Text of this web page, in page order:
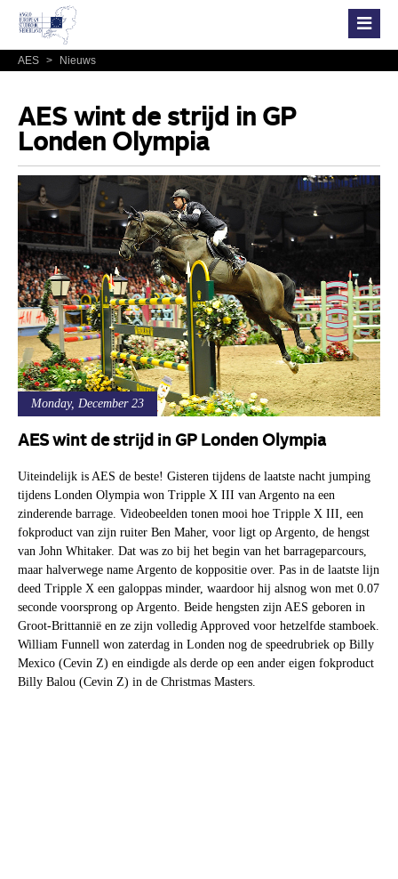
AES > Nieuws
AES wint de strijd in GP
Londen Olympia
Monday, December 23
AES wint de strijd in GP Londen Olympia
Uiteindelijk is AES de beste! Gisteren tijdens de laatste nacht jumping
tijdens Londen Olympia won Tripple X III van Argento na een
zinderende barrage. Videobeelden tonen mooi hoe Tripple X III, een
fokproduct van zijn ruiter Ben Maher, voor ligt op Argento, de hengst
van John Whitaker. Dat was zo bij het begin van het barrageparcours,
maar halverwege name Argento de koppositie over. Pas in de laatste lijn
deed Tripple X een galoppas minder, waardoor hij alsnog won met 0.07
seconde voorsprong op Argento. Beide hengsten zijn AES geboren in
Groot-Brittannië en ze zijn volledig Approved voor hetzelfde stamboek.
William Funnell won zaterdag in Londen nog de speedrubriek op Billy
Mexico (Cevin Z) en eindigde als derde op een ander eigen fokproduct
Billy Balou (Cevin Z) in de Christmas Masters.